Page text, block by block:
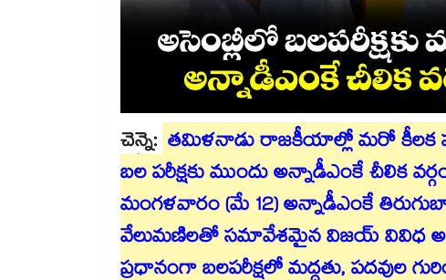
చెన్నై: తమిళనాడు రాజకీయాల్లో మరో కీలక
బల పరీక్షకు ముందు అన్నాడీఎంకే చీలిక
మంగళవారం (మే 12) అన్నాడీఎంకే
వేలుమణిలతో సమావేశమైన విజయ్ వివిధ
ప్రధానంగా బలపరీక్షలో మద్దతు, పదవుల